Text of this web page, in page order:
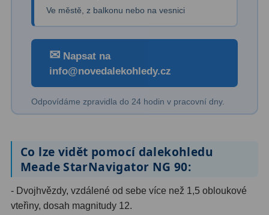
Meteostanice52
Domácí21
Pokročilé5
Čidla2
Foto stativy10
Ostatní 179
Ve městě, z balkonu nebo na vesnici
✉ Napsat na
info@novedalekohledy.cz
Odpovídáme zpravidla do 24 hodin v pracovní dny.
Co lze vidět pomocí dalekohledu
Meade StarNavigator NG 90:
- Dvojhvězdy, vzdálené od sebe více než 1,5 obloukové
vteřiny, dosah magnitudy 12.